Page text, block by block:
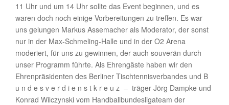
11 Uhr und um 14 Uhr sollte das Event beginnen, und es
waren doch noch einige Vorbereitungen zu treffen. Es war
uns gelungen Markus Assemacher als Moderator, der sonst
nur in der Max-Schmeling-Halle und in der O2 Arena
moderiert, für uns zu gewinnen, der auch souverän durch
unser Programm führte. Als Ehrengäste haben wir den
Ehrenpräsidenten des Berliner Tischtennisverbandes und B
u n d e s v e r d i e n s t k r e u z – träger Jörg Dampke und
Konrad Wilczynski vom Handballbundesligateam der